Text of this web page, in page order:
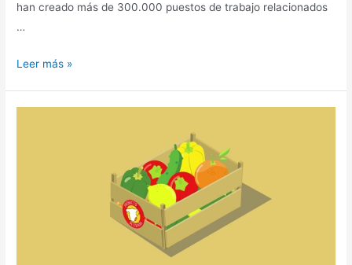
han creado más de 300.000 puestos de trabajo relacionados
…
Leer más »